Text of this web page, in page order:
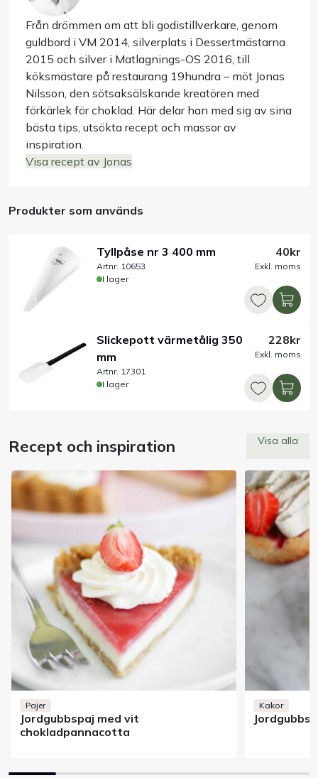
Från drömmen om att bli godistillverkare, genom
guldbord i VM 2014, silverplats i Dessertmästarna
2015 och silver i Matlagnings-OS 2016, till
köksmästare på restaurang 19hundra – möt Jonas
Nilsson, den sötsaksälskande kreatören med
förkärlek för choklad. Här delar han med sig av sina
bästa tips, utsökta recept och massor av
inspiration.
Visa recept av Jonas
Produkter som används
Tyllpåse nr 3 400 mm
Artnr. 10653
I lager
40kr
Exkl. moms
Slickepott värmetålig 350
mm
Artnr. 17301
I lager
228kr
Exkl. moms
Recept och inspiration Visa alla
Pajer
Jordgubbspaj med vit
chokladpannacotta
Kakor